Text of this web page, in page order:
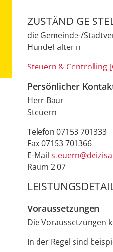
ZUSTÄNDIGE
die Gemeinde-/
Hundehalterin
Steuern & Controlling
Persönlicher
Herr Baur
Steuern
Telefon 07153 701333
Fax07153 701366
E-Mail
Raum 2.07
Voraussetzungen
Die Voraussetzungen
In der Regel sind